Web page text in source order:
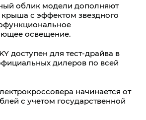
облик модели дополняют
с эффектом звездного
освещение.
доступен для тест-драйва в
дилеров по всей
начинается от
с учетом государственной